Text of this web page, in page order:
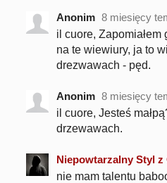
Anonim 8 miesięcy
il cuore,
na te wiewiury, ja to
drezwawach - pęd.
Anonim 8 miesięcy
il cuore, Jesteś
drzewawach.
Niepowtarzalny Styl z
nie mam talentu